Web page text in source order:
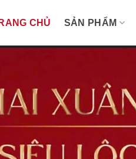
CHỦ SẢN PHẨM